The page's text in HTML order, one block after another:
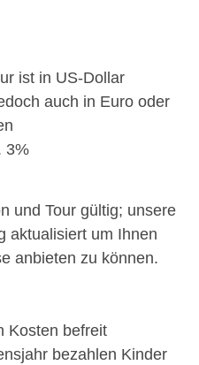
ist in US-Dollar
auch in Euro oder
3%
und Tour gültig; unsere
aktualisiert um Ihnen
anbieten zu können.
Kosten befreit
bezahlen Kinder